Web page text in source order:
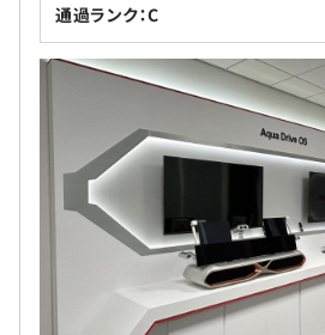
通過ランク：C